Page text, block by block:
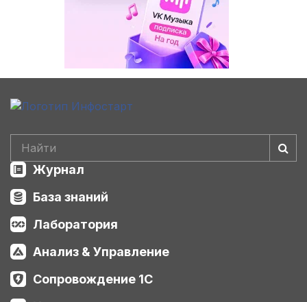
Журнал
База знаний
Лаборатория
Анализ & Управление
Сопровождение 1С